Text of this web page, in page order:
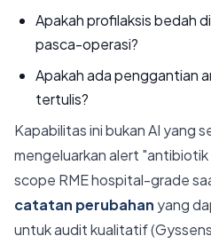
Apakah profilaksis bedah
pasca-operasi?
Apakah ada penggantian
tertulis?
Kapabilitas ini bukan AI yang
mengeluarkan alert
scope RME hospital-grade
catatan perubahan yang
untuk audit kualitatif